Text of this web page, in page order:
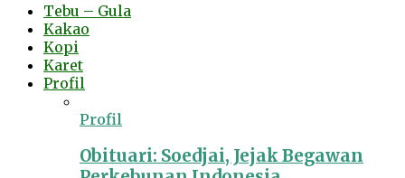
Tebu – Gula
Kakao
Kopi
Karet
Profil
Profil
Obituari: Soedjai, Jejak Begawan